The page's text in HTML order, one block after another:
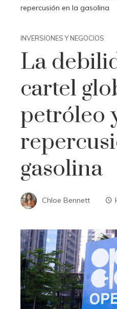
repercusión en la gasolina
INVERSIONES Y NEGOCIOS
La
cartel
petróleo
gasolina
Chloe Bennett